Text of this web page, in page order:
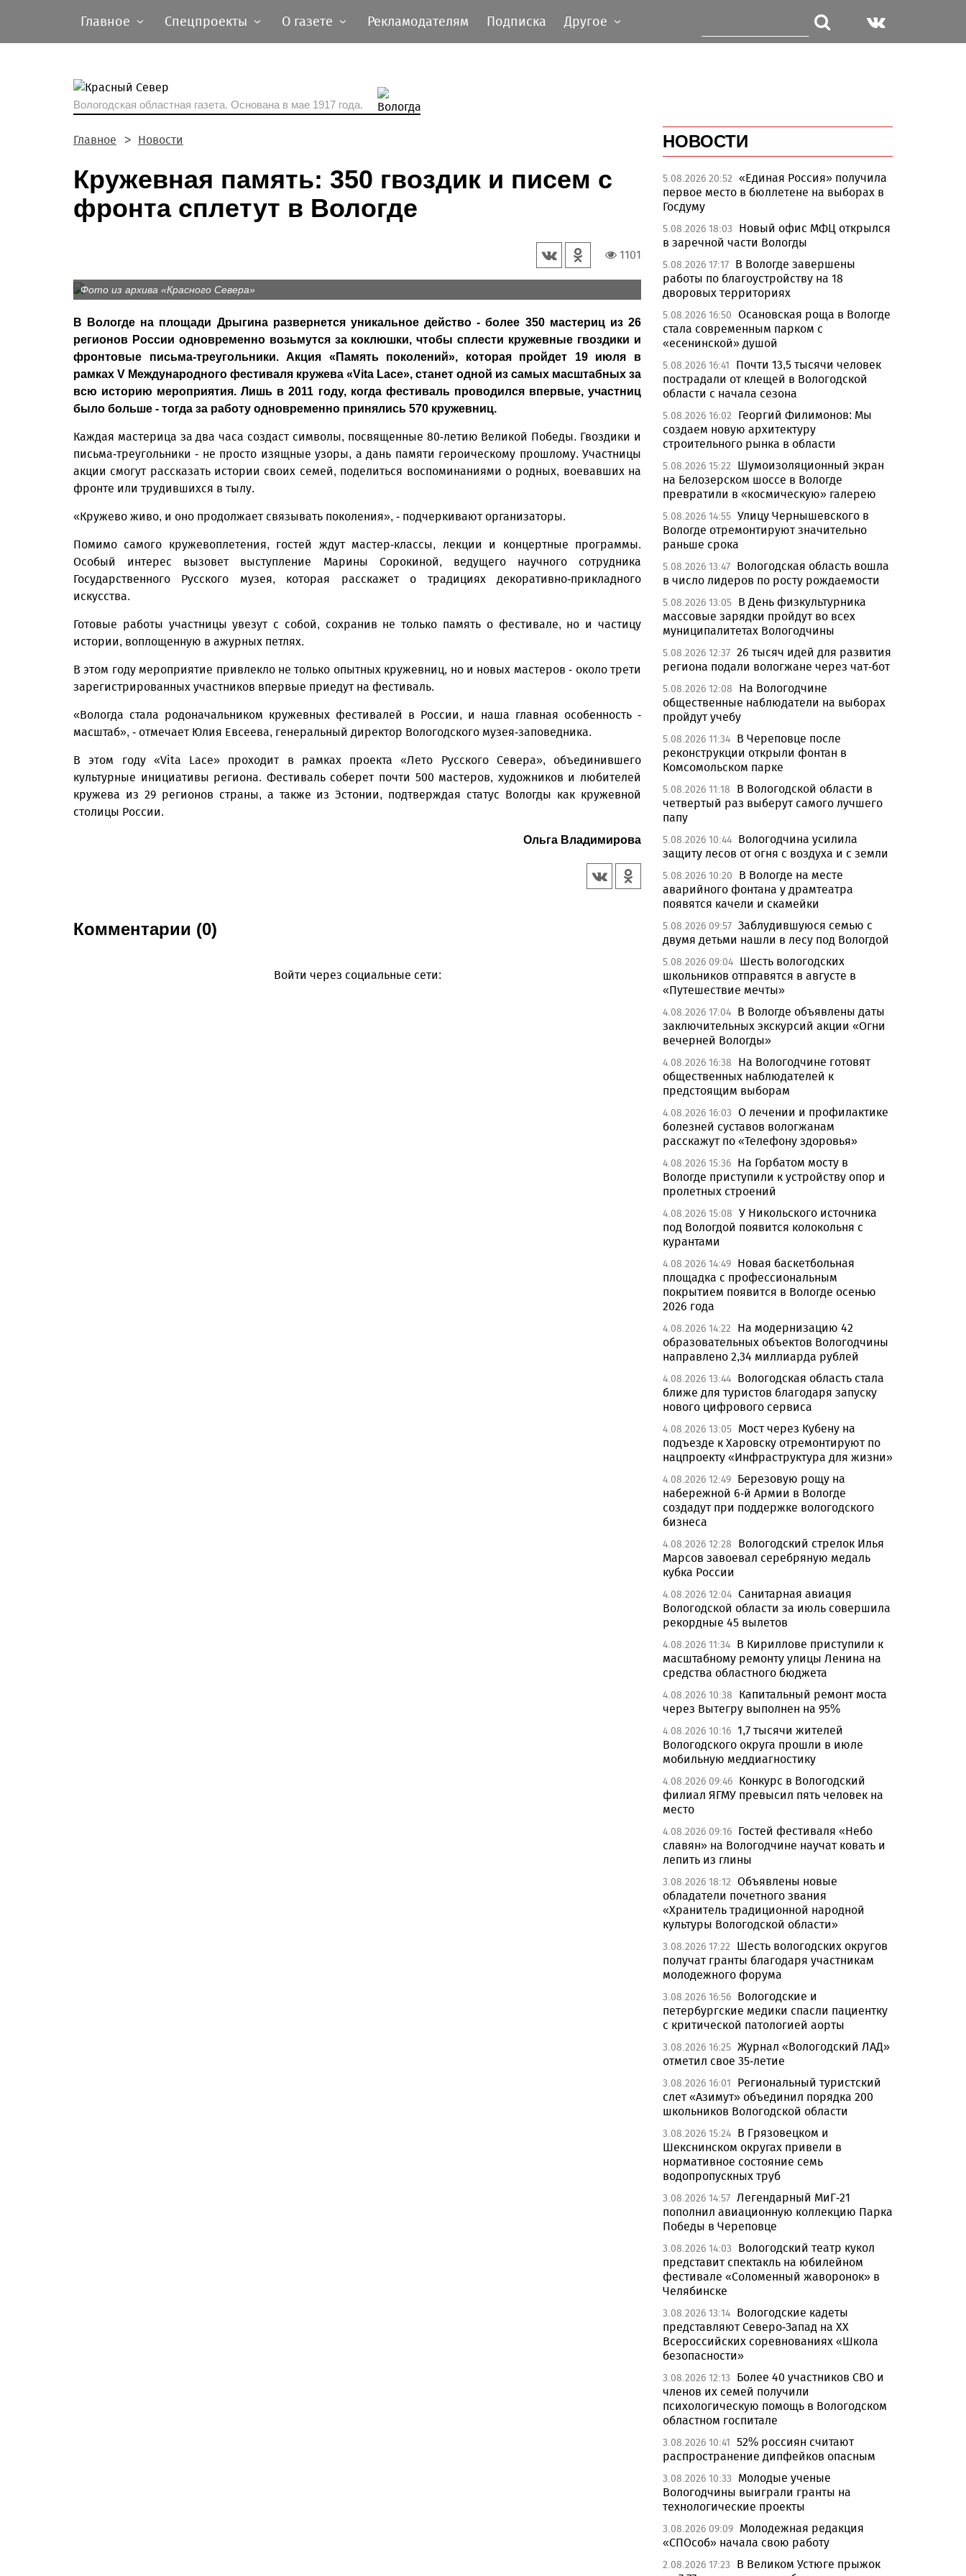
Главное Спецпроекты О газете Рекламодателям Подписка Другое
Вологодская областная газета. Основана в мае 1917 года.
Главное Новости
Кружевная память: 350 гвоздик и писем с
фронта сплетут в Вологде
1101
Фото из архива «Красного Севера»
В Вологде на площади Дрыгина развернется уникальное действо - более 350 мастериц из 26
регионов России одновременно возьмутся за коклюшки, чтобы сплести кружевные гвоздики и
фронтовые письма-треугольники. Акция «Память поколений», которая пройдет 19 июля в
рамках V Международного фестиваля кружева «Vita Lace», станет одной из самых масштабных за
всю историю мероприятия. Лишь в 2011 году, когда фестиваль проводился впервые, участниц
было больше - тогда за работу одновременно принялись 570 кружевниц.
Каждая мастерица за два часа создаст символы, посвященные 80-летию Великой Победы. Гвоздики и
письма-треугольники - не просто изящные узоры, а дань памяти героическому прошлому. Участницы
акции смогут рассказать истории своих семей, поделиться воспоминаниями о родных, воевавших на
фронте или трудившихся в тылу.
«Кружево живо, и оно продолжает связывать поколения», - подчеркивают организаторы.
Помимо самого кружевоплетения, гостей ждут мастер-классы, лекции и концертные программы.
Особый интерес вызовет выступление Марины Сорокиной, ведущего научного сотрудника
Государственного Русского музея, которая расскажет о традициях декоративно-прикладного
искусства.
Готовые работы участницы увезут с собой, сохранив не только память о фестивале, но и частицу
истории, воплощенную в ажурных петлях.
В этом году мероприятие привлекло не только опытных кружевниц, но и новых мастеров - около трети
зарегистрированных участников впервые приедут на фестиваль.
«Вологда стала родоначальником кружевных фестивалей в России, и наша главная особенность -
масштаб», - отмечает Юлия Евсеева, генеральный директор Вологодского музея-заповедника.
В этом году «Vita Lace» проходит в рамках проекта «Лето Русского Севера», объединившего
культурные инициативы региона. Фестиваль соберет почти 500 мастеров, художников и любителей
кружева из 29 регионов страны, а также из Эстонии, подтверждая статус Вологды как кружевной
столицы России.
Ольга Владимирова
Комментарии (0)
Войти через социальные сети:
НОВОСТИ
5.08.2026 20:52 «Единая Россия» получила
первое место в бюллетене на выборах в
Госдуму
5.08.2026 18:03
Новый офис МФЦ открылся
в заречной части Вологды
5.08.2026 17:17 В Вологде завершены
работы по благоустройству на 18
дворовых территориях
5.08.2026 16:50 Осановская роща в Вологде
стала современным парком с
«есенинской» душой
5.08.2026 16:41
Почти 13,5 тысячи человек
пострадали от клещей в Вологодской
области с начала сезона
5.08.2026 16:02
Георгий Филимонов: Мы
создаем новую архитектуру
строительного рынка в области
5.08.2026 15:22
Шумоизоляционный экран
на Белозерском шоссе в Вологде
превратили в «космическую» галерею
5.08.2026 14:55 Улицу Чернышевского в
Вологде отремонтируют значительно
раньше срока
5.08.2026 13:47 Вологодская область вошла
в число лидеров по росту рождаемости
5.08.2026 13:05 В День физкультурника
массовые зарядки пройдут во всех
муниципалитетах Вологодчины
5.08.2026 12:37 26 тысяч идей для развития
региона подали вологжане через чат-бот
5.08.2026 12:08
На Вологодчине
общественные наблюдатели на выборах
пройдут учебу
5.08.2026 11:34 В Череповце после
реконструкции открыли фонтан в
Комсомольском парке
5.08.2026 11:18
В Вологодской области в
четвертый раз выберут самого лучшего
папу
5.08.2026 10:44 Вологодчина усилила
защиту лесов от огня с воздуха и с земли
5.08.2026 10:20
В Вологде на месте
аварийного фонтана у драмтеатра
появятся качели и скамейки
5.08.2026 09:57 Заблудившуюся семью с
двумя детьми нашли в лесу под Вологдой
5.08.2026 09:04 Шесть вологодских
школьников отправятся в августе в
«Путешествие мечты»
4.08.2026 17:04 В Вологде объявлены даты
заключительных экскурсий акции «Огни
вечерней Вологды»
4.08.2026 16:38
На Вологодчине готовят
общественных наблюдателей к
предстоящим выборам
4.08.2026 16:03 О лечении и профилактике
болезней суставов вологжанам
расскажут по «Телефону здоровья»
4.08.2026 15:36 На Горбатом мосту в
Вологде приступили к устройству опор и
пролетных строений
4.08.2026 15:08 У Никольского источника
под Вологдой появится колокольня с
курантами
4.08.2026 14:49 Новая баскетбольная
площадка с профессиональным
покрытием появится в Вологде осенью
2026 года
4.08.2026 14:22
На модернизацию 42
образовательных объектов Вологодчины
направлено 2,34 миллиарда рублей
4.08.2026 13:44 Вологодская область стала
ближе для туристов благодаря запуску
нового цифрового сервиса
4.08.2026 13:05 Мост через Кубену на
подъезде к Харовску отремонтируют по
нацпроекту «Инфраструктура для жизни»
4.08.2026 12:49 Березовую рощу на
набережной 6-й Армии в Вологде
создадут при поддержке вологодского
бизнеса
4.08.2026 12:28
Вологодский стрелок Илья
Марсов завоевал серебряную медаль
кубка России
4.08.2026 12:04 Санитарная авиация
Вологодской области за июль совершила
рекордные 45 вылетов
4.08.2026 11:34 В Кириллове приступили к
масштабному ремонту улицы Ленина на
средства областного бюджета
4.08.2026 10:38
Капитальный ремонт моста
через Вытегру выполнен на 95%
4.08.2026 10:16 1,7 тысячи жителей
Вологодского округа прошли в июле
мобильную меддиагностику
4.08.2026 09:46 Конкурс в Вологодский
филиал ЯГМУ превысил пять человек на
место
4.08.2026 09:16 Гостей фестиваля «Небо
славян» на Вологодчине научат ковать и
лепить из глины
3.08.2026 18:12 Объявлены новые
обладатели почетного звания
«Хранитель традиционной народной
культуры Вологодской области»
3.08.2026 17:22
Шесть вологодских округов
получат гранты благодаря участникам
молодежного форума
3.08.2026 16:56 Вологодские и
петербургские медики спасли пациентку
с критической патологией аорты
3.08.2026 16:25 Журнал «Вологодский ЛАД»
отметил свое 35-летие
3.08.2026 16:01
Региональный туристский
слет «Азимут» объединил порядка 200
школьников Вологодской области
3.08.2026 15:24 В Грязовецком и
Шекснинском округах привели в
нормативное состояние семь
водопропускных труб
3.08.2026 14:57 Легендарный МиГ-21
пополнил авиационную коллекцию Парка
Победы в Череповце
3.08.2026 14:03
Вологодский театр кукол
представит спектакль на юбилейном
фестивале «Соломенный жаворонок» в
Челябинске
3.08.2026 13:14 Вологодские кадеты
представляют Северо-Запад на XX
Всероссийских соревнованиях «Школа
безопасности»
3.08.2026 12:13
Более 40 участников СВО и
членов их семей получили
психологическую помощь в Вологодском
областном госпитале
3.08.2026 10:41 52% россиян считают
распространение дипфейков опасным
3.08.2026 10:33
Молодые ученые
Вологодчины выиграли гранты на
технологические проекты
3.08.2026 09:09 Молодежная редакция
«СПОсоб» начала свою работу
2.08.2026 17:23
В Великом Устюге прыжок